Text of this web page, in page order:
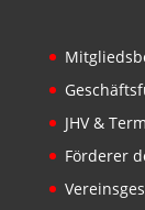
JHV &
Förderer